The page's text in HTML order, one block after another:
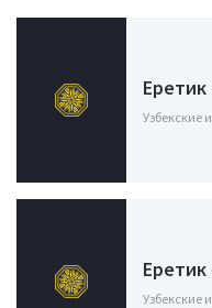
Еретик
Узбекские
Узбекские